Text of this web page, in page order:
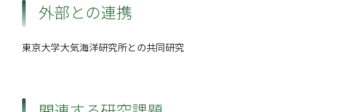
外部との連携
東京大学大気海洋研究所との共同研究